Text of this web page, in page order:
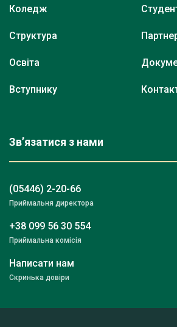
Коледж
Структура
Освіта
Вступнику
Зв’язатися з нами
(05446) 2-20-66
Приймальня директора
+38 099 56 30 554
Приймальна комісія
Написати нам
Скринька довіри